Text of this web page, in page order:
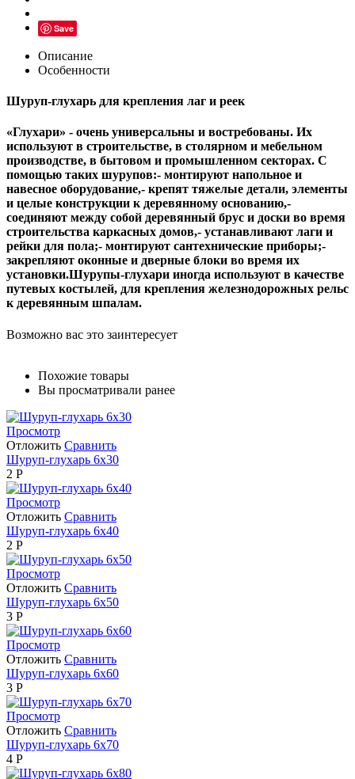
Save
Описание
Особенности
Шуруп-глухарь для крепления лаг и реек
«Глухари» - очень универсальны и востребованы. Их
используют в строительстве, в столярном и мебельном
производстве, в бытовом и промышленном секторах. С
помощью таких шурупов:- монтируют напольное и
навесное оборудование,- крепят тяжелые детали, элементы
и целые конструкции к деревянному основанию,-
соединяют между собой деревянный брус и доски во время
строительства каркасных домов,- устанавливают лаги и
рейки для пола;- монтируют сантехнические приборы;-
закрепляют оконные и дверные блоки во время их
установки.Шурупы-глухари иногда используют в качестве
путевых костылей, для крепления железнодорожных рельс
к деревянным шпалам.
Возможно вас это заинтересует
Похожие товары
Вы просматривали ранее
Просмотр
Отложить Сравнить
Шуруп-глухарь 6х30
2 Р
Просмотр
Отложить Сравнить
Шуруп-глухарь 6х40
2 Р
Просмотр
Отложить Сравнить
Шуруп-глухарь 6х50
3 Р
Просмотр
Отложить Сравнить
Шуруп-глухарь 6х60
3 Р
Просмотр
Отложить Сравнить
Шуруп-глухарь 6х70
4 Р